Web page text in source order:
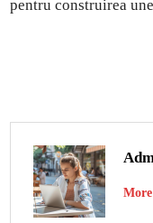
pentru construirea